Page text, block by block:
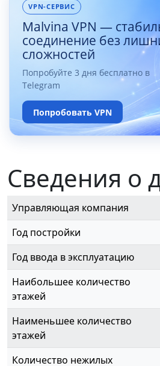
VPN-СЕРВИС
Malvina VPN —
соединение без
сложностей
Попробуйте 3 дня бесплатно в
Telegram
Попробовать VPN
Сведения о
Управляющая компания
Год постройки
Год ввода в эксплуатацию
Наибольшее количество
этажей
Наименьшее количество
этажей
Количество нежилых